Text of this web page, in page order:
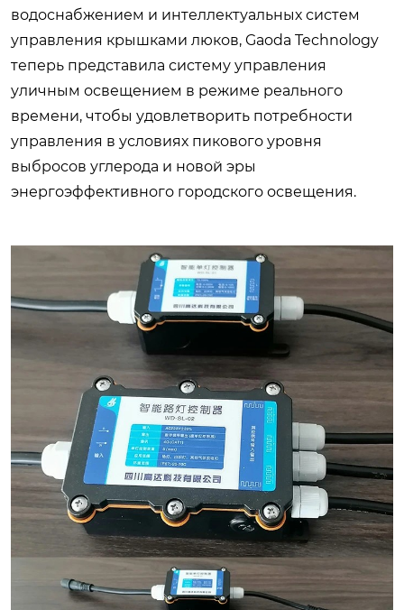
водоснабжением и интеллектуальных систем
управления крышками люков, Gaoda Technology
теперь представила систему управления
уличным освещением в режиме реального
времени, чтобы удовлетворить потребности
управления в условиях пикового уровня
выбросов углерода и новой эры
энергоэффективного городского освещения.